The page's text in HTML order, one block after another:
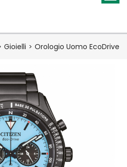
Gioielli Orologio Uomo EcoDrive